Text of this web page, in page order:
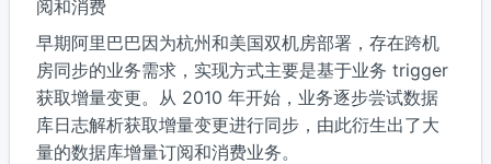
阅和消费
早期阿里巴巴因为杭州和美国双机房部署，存在跨机
房同步的业务需求，实现方式主要是基于业务 trigger
获取增量变更。从 2010 年开始，业务逐步尝试数据
库日志解析获取增量变更进行同步，由此衍生出了大
量的数据库增量订阅和消费业务。